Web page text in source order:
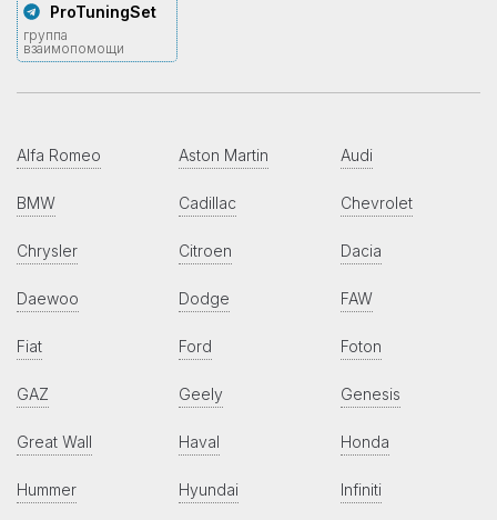
ProTuningSet
группа
взаимопомощи
Alfa Romeo Aston Martin Audi
BMW Cadillac Chevrolet
Chrysler Citroen Dacia
Daewoo Dodge FAW
Fiat Ford Foton
GAZ Geely Genesis
Great Wall Haval Honda
Hummer Hyundai Infiniti